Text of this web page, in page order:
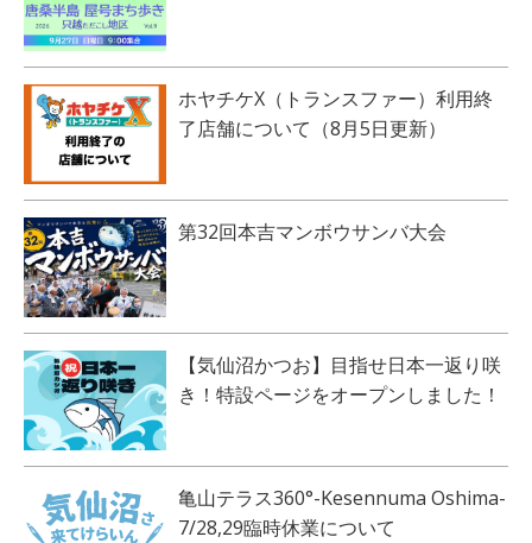
ホヤチケX（トランスファー）利用終
了店舗について（8月5日更新）
第32回本吉マンボウサンバ大会
【気仙沼かつお】目指せ日本一返り咲
き！特設ページをオープンしました！
亀山テラス360°-Kesennuma Oshima-
7/28,29臨時休業について